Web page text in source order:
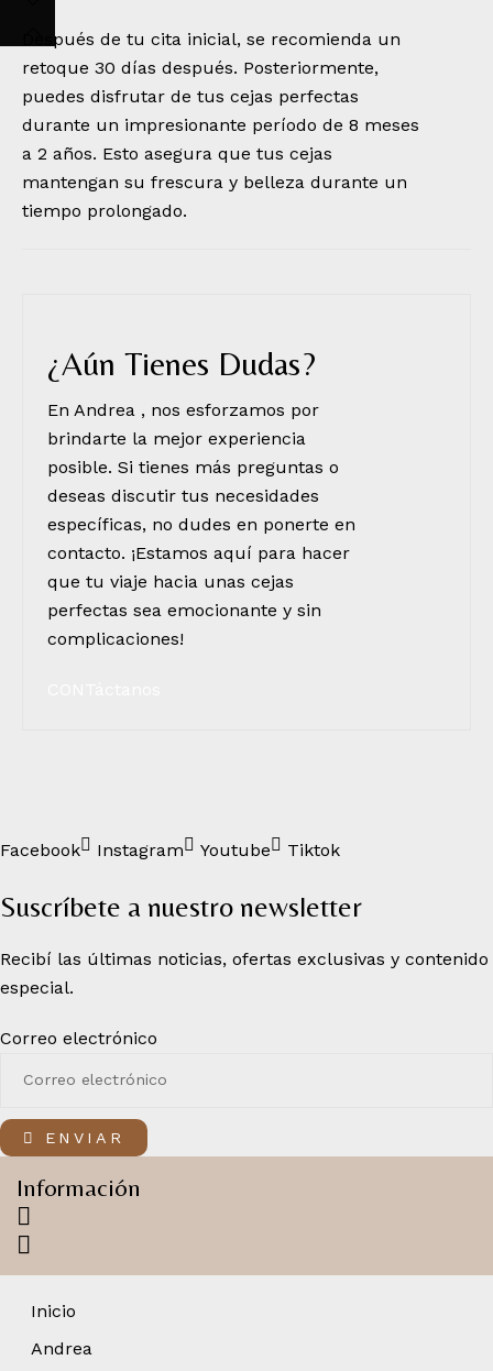
Después de tu cita inicial, se recomienda un
retoque 30 días después. Posteriormente,
puedes disfrutar de tus cejas perfectas
durante un impresionante período de 8 meses
a 2 años. Esto asegura que tus cejas
mantengan su frescura y belleza durante un
tiempo prolongado.
¿Aún Tienes Dudas?
En Andrea , nos esforzamos por
brindarte la mejor experiencia
posible. Si tienes más preguntas o
deseas discutir tus necesidades
específicas, no dudes en ponerte en
contacto. ¡Estamos aquí para hacer
que tu viaje hacia unas cejas
perfectas sea emocionante y sin
complicaciones!
Facebook Instagram Youtube Tiktok
Suscríbete a nuestro newsletter
Recibí las últimas noticias, ofertas exclusivas y contenido
especial.
Correo electrónico
ENVIAR
Información
Inicio
Andrea